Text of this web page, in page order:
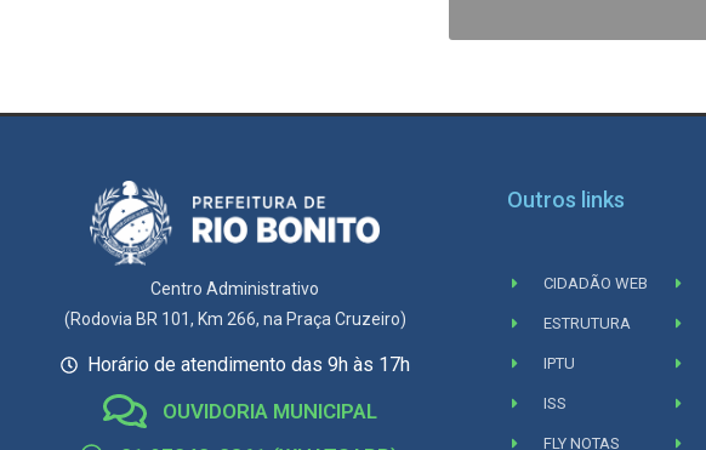
Centro Administrativo
(Rodovia BR 101, Km 266, na Praça Cruzeiro)
Horário de atendimento das 9h às 17h
OUVIDORIA MUNICIPAL
Outros links
CIDADÃO WEB
ESTRUTURA
IPTU
ISS
FLY NOTAS